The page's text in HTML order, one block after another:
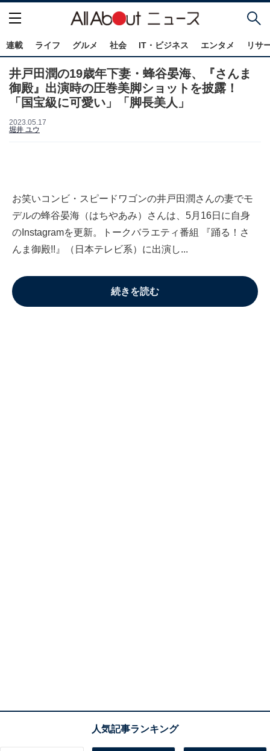
連載 ライフ グルメ 社会 IT・ビジネス エンタメ リサ
井戸田潤の19歳年下妻・蜂谷晏海、『さんま
御殿』出演時の圧巻美脚ショットを披露！
「国宝級に可愛い」「脚長美人」
2023.05.17
堀井 ユウ
お笑いコンビ・スピードワゴンの井戸田潤さんの妻でモ
デルの蜂谷晏海（はちやあみ）さんは、5月16日に自身
のInstagramを更新。トークバラエティ番組 『踊る！さ
んま御殿!!』（日本テレビ系）に出演し...
続きを読む